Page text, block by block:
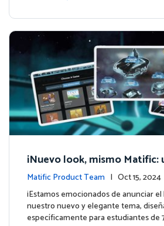
¡Nuevo look, mismo Matific:
ósmica de aprendizaje te
Matific Product Team | Oct 15,
de la plataforma
¡Estamos emocionados de anunciar
nuestro nuevo y elegante tema,
específicamente para estudiantes de